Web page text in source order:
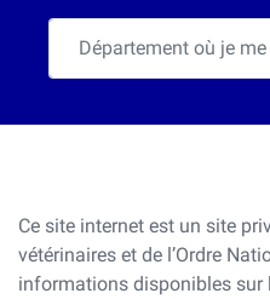
Ce site internet est un site
vétérinaires et de l’Ordre
informations disponibles sur